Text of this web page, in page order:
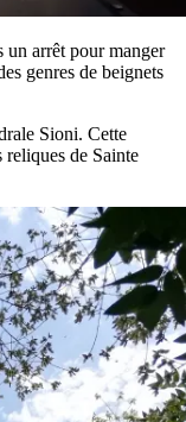
arrêt pour manger
genres de beignets
Sioni. Cette
de Sainte